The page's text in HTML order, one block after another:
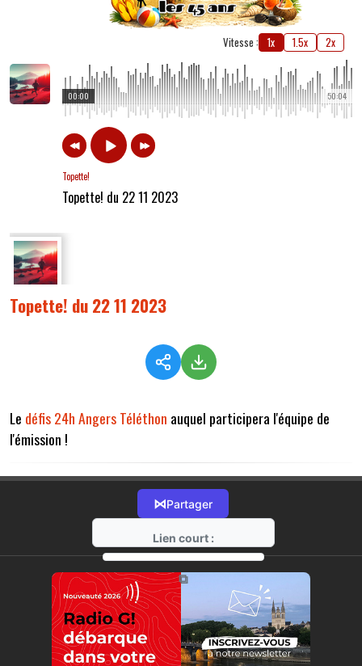
Vitesse : 1x 1.5x 2x
50:04
00:00
Topette!
Topette! du 22 11 2023
Topette! du 22 11 2023
Le défis 24h Angers Téléthon auquel participera l'équipe de
l'émission !
⋈Partager
Lien court :
https://radio-g.fr?13294
⧉